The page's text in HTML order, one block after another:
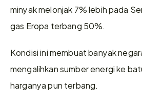
minyak melonjak 7% lebih pada
gas Eropa terbang 50%.
Kondisi ini membuat banyak
mengalihkan sumber energi ke
harganya pun terbang.